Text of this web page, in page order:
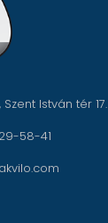
István tér 17.
58-41